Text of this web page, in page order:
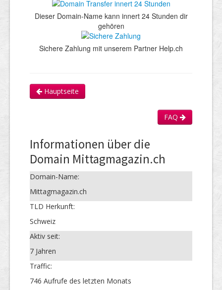
Dieser Domain-Name kann innert 24 Stunden dir
gehören
Sichere Zahlung mit unserem Partner Help.ch
Hauptseite
FAQ
Informationen über die
Domain Mittagmagazin.ch
Domain-Name:
Mittagmagazin.ch
TLD Herkunft:
Schweiz
Aktiv seit:
7 Jahren
Traffic:
746 Aufrufe des letzten Monats